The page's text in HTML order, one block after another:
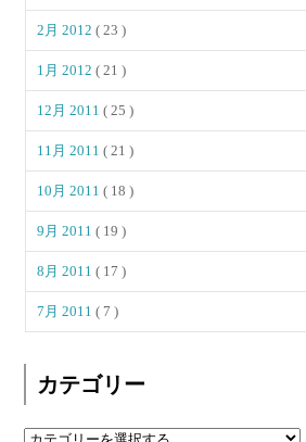
2月 2012( 23 )
1月 2012( 21 )
12月 2011( 25 )
11月 2011( 21 )
10月 2011( 18 )
9月 2011( 19 )
8月 2011( 17 )
7月 2011( 7 )
カテゴリー